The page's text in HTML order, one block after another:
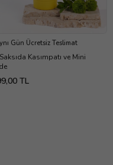
Gün Ücretsiz Teslimat
Kasımpatı ve Mini
TL